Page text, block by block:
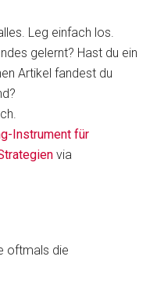
Leg einfach los.
gelernt? Hast du ein
Artikel fandest du
Instrument für
via
oftmals die